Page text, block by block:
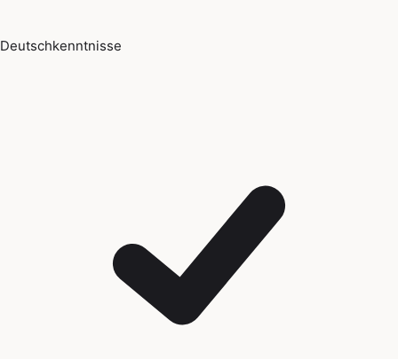
Deutschkenntnisse